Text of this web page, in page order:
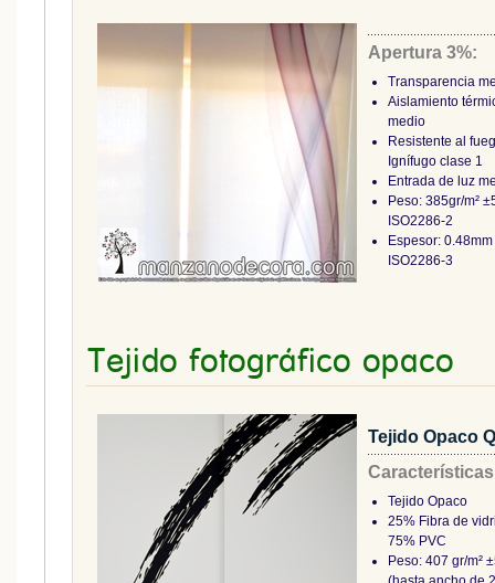
Apertura 3%:
Transparencia
Aislamiento
medio
Resistente al
Ignífugo clase 1
Entrada de luz
Peso: 385gr/m²
ISO2286-2
Espesor:
ISO2286-3
Tejido fotográfico opaco
Tejido Opaco
Tejido Opaco
25% Fibra de
75% PVC
Peso: 407 gr/m²